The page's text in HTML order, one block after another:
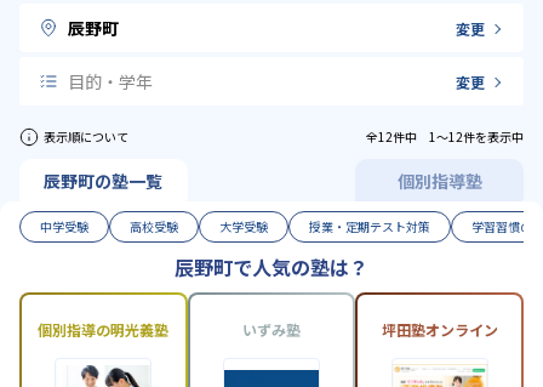
辰野町 変更
目的・学年 変更
表示順について 全12件中 1〜12件を表示中
辰野町の塾一覧 個別指導塾
中学受験 高校受験 大学受験 授業・定期テスト対策 学習習慣の
辰野町で人気の塾は？
個別指導の明光義塾 いずみ塾 坪田塾オンライン